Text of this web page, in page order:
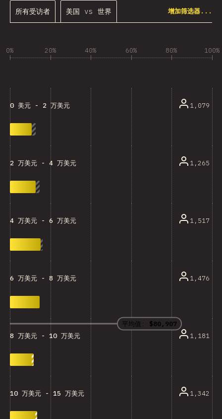
所有受访者 美国 vs 世界 增加筛选器...
0% 20% 40% 60% 80% 100%
平均值: $80,907
0 美元 - 2 万美元 1,079
2 万美元 - 4 万美元 1,265
4 万美元 - 6 万美元 1,517
6 万美元 - 8 万美元 1,476
8 万美元 - 10 万美元 1,181
10 万美元 - 15 万美元 1,342